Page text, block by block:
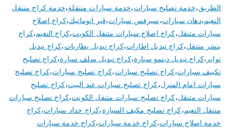
الطريق،خدمة تصليح سيارات،خدمة سيارات متنقلة،خدمة كراج متنقل
النعيم،دهان سيارات،سيرفس سيارات،قير اتوماتيك،كراج اصلاح
سيارات متنقل،كراج اصلاح سيارات متنقل الكويت،كراج النعيم،كراج
بنشر متنقل،كراج تبديل اطارات،كراج تبديل بطاريات،كراج تبديل
تواير ،كراج تبديل دينمو سيارة،كراج تبديل سلف سيارة،كراج تصليح
تكييف سيارات،كراج تصليح سبارات،كراج تصليح سيارات،كراج تصليح
سيارات امام المنزل،كراج تصليح سيارات عند البيت،كراج تصليح
سيارات متنقل،كراج تصليح سيارات متنقل الكويت،كراج تصليح سيارات
متنقل النعيم،كراج تصليح مكيف السيارة،كراج حداد سيارات،كراج
خدمة اصلاح سيارات،كراج خدمة سيارات،كراج خدمة سيارات